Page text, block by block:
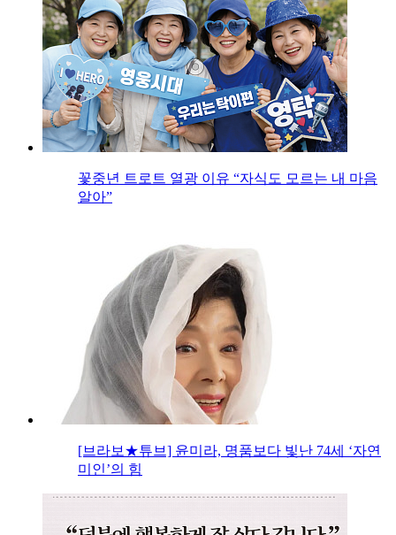
꽃중년 트로트 열광 이유 “자식도 모르는 내 마음
알아”
[브라보★튜브] 윤미라, 명품보다 빛난 74세 ‘자연
미인’의 힘